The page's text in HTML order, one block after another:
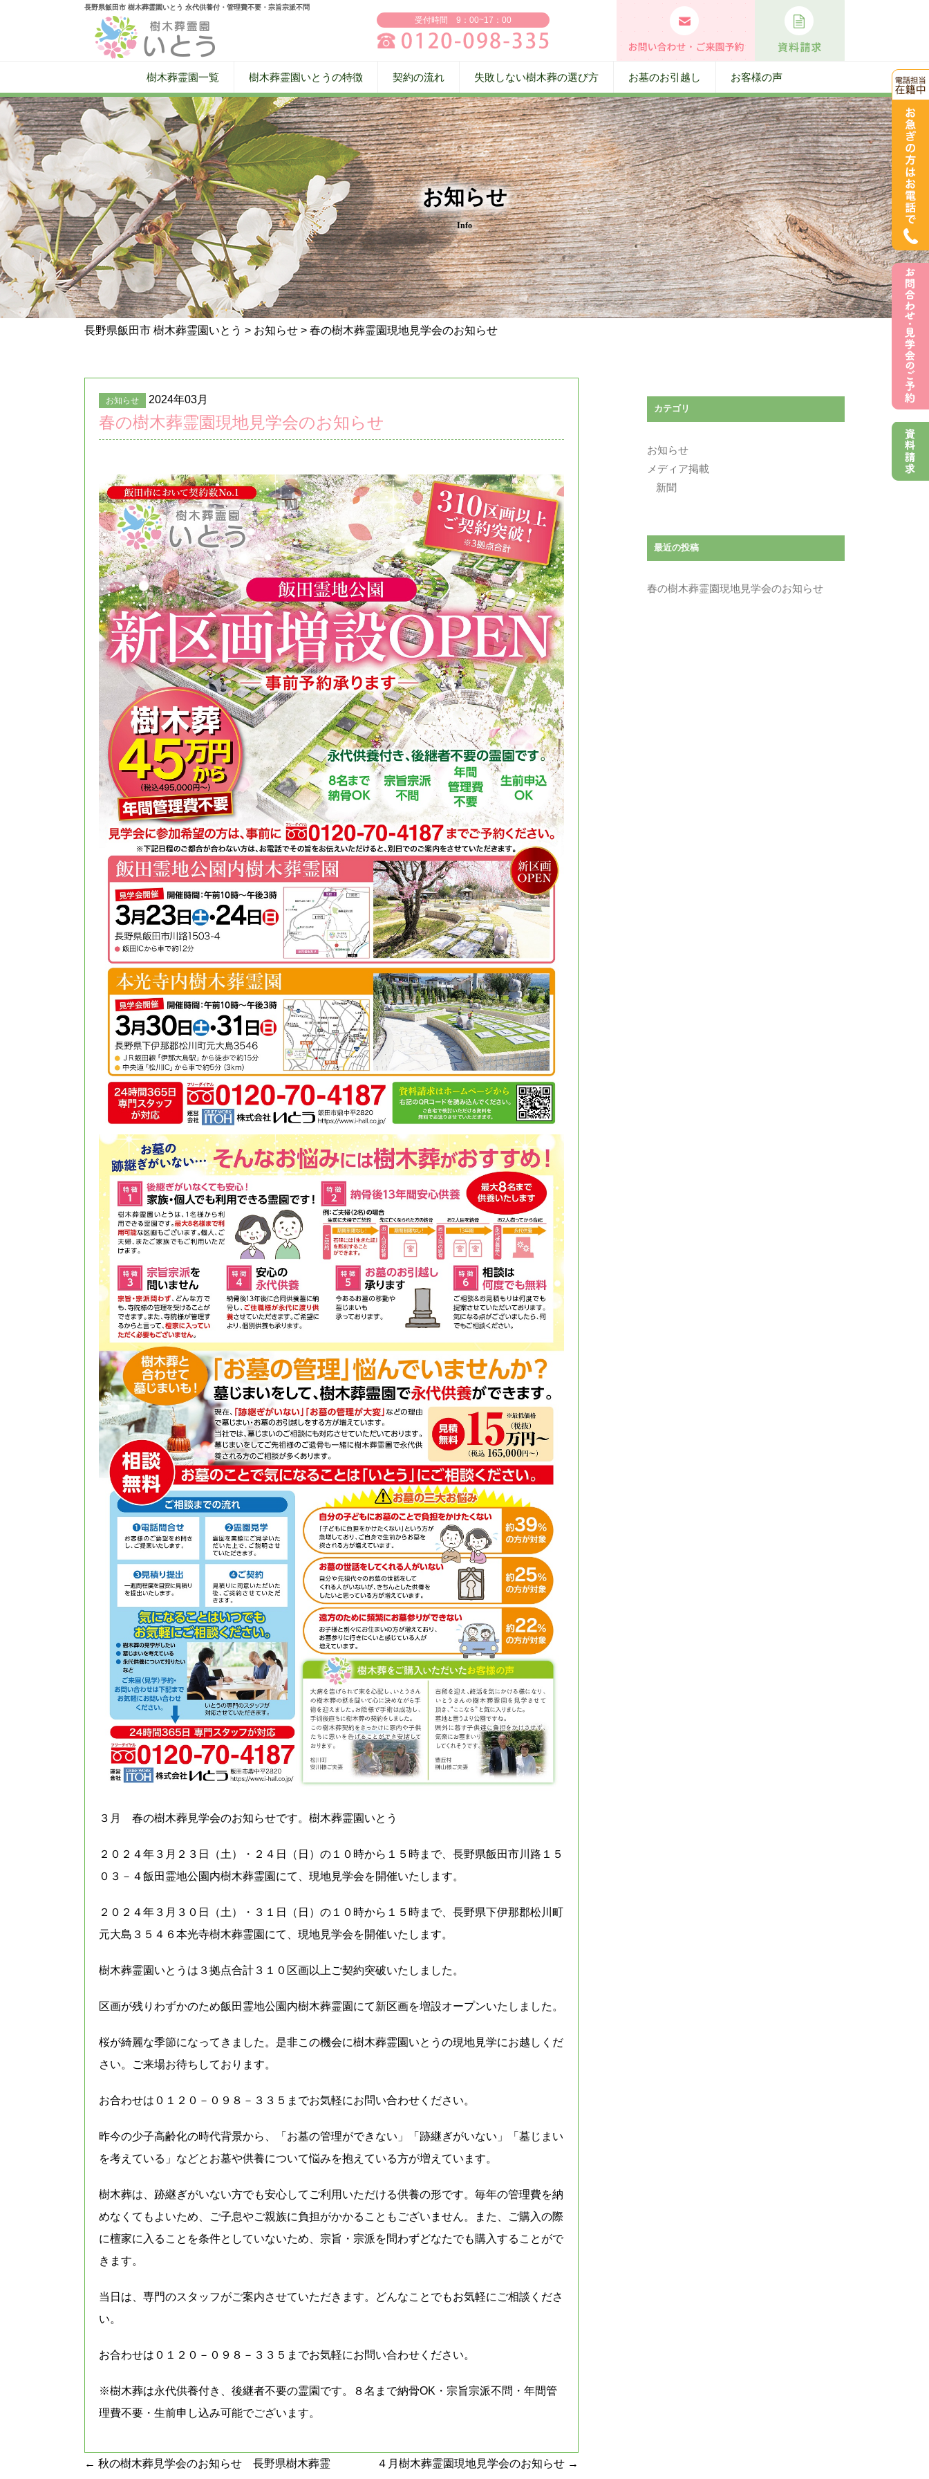
長野県飯田市 樹木葬霊園いとう 永代供養付・管理費不要・宗旨宗派不問
受付時間 9：00~17：00
樹木葬霊園一覧 樹木葬霊園いとうの特徴 契約の流れ 失敗しない樹木葬の選び方 お墓のお引越し お客様の声
お知らせ
Info
長野県飯田市 樹木葬霊園いとう > お知らせ > 春の樹木葬霊園現地見学会のお知らせ
春の樹木葬霊園現地見学会のお知らせ
お知らせ 2024年03月
３月 春の樹木葬見学会のお知らせです。樹木葬霊園いとう
２０２４年３月２３日（土）・２４日（日）の１０時から１５時まで、長野県飯田市川路１５
０３－４飯田霊地公園内樹木葬霊園にて、現地見学会を開催いたします。
２０２４年３月３０日（土）・３１日（日）の１０時から１５時まで、長野県下伊那郡松川町
元大島３５４６本光寺樹木葬霊園にて、現地見学会を開催いたします。
樹木葬霊園いとうは３拠点合計３１０区画以上ご契約突破いたしました。
区画が残りわずかのため飯田霊地公園内樹木葬霊園にて新区画を増設オープンいたしました。
桜が綺麗な季節になってきました。是非この機会に樹木葬霊園いとうの現地見学にお越しくだ
さい。ご来場お待ちしております。
お合わせは０１２０－０９８－３３５までお気軽にお問い合わせください。
昨今の少子高齢化の時代背景から、「お墓の管理ができない」「跡継ぎがいない」「墓じまい
を考えている」などとお墓や供養について悩みを抱えている方が増えています。
樹木葬は、跡継ぎがいない方でも安心してご利用いただける供養の形です。毎年の管理費を納
めなくてもよいため、ご子息やご親族に負担がかかることもございません。また、ご購入の際
に檀家に入ることを条件としていないため、宗旨・宗派を問わずどなたでも購入することがで
きます。
当日は、専門のスタッフがご案内させていただきます。どんなことでもお気軽にご相談くださ
い。
お合わせは０１２０－０９８－３３５までお気軽にお問い合わせください。
※樹木葬は永代供養付き、後継者不要の霊園です。８名まで納骨OK・宗旨宗派不問・年間管
理費不要・生前申し込み可能でございます。
投
← 秋の樹木葬見学会のお知らせ 長野県樹木葬霊 ４月樹木葬霊園現地見学会のお知らせ →
カテゴリ
お知らせ
メディア掲載
新聞
最近の投稿
春の樹木葬霊園現地見学会のお知らせ